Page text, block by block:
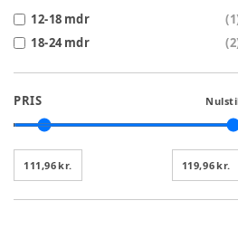
12-18 mdr (1
18-24 mdr
(2
PRIS
111,96 kr. 119,96 kr.